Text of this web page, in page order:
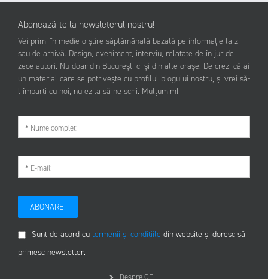
Abonează-te la newsleterul nostru!
Vei primi în medie o știre săptămânală bazată pe informație la zi
sau de arhivă. Design, eveniment, interviu, relatate de în jur de
zece autori. Nu doar din București ci și din alte orașe. De crezi că ai
un material care se potrivește cu profilul blogului nostru, și vrei să-
l împarți cu noi, nu ezita să ne scrii. Mulțumim!
ABONARE!
Sunt de acord cu termenii și condițiile din website și doresc să
primesc newsletter.